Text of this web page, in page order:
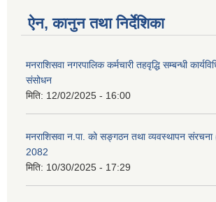
ऐन, कानुन तथा निर्देशिका
मनराशिसवा नगरपालिक कर्मचारी तहवृद्धि सम्बन्धी
संसोधन
मिति: 12/02/2025 - 16:00
मनराशिसवा न.पा. को सङ्गठन तथा व्यवस्थापन
2082
मिति: 10/30/2025 - 17:29